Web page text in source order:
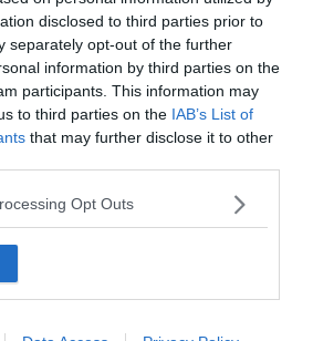
disclosed to third parties prior to
separately opt-out of the further
information by third parties on the
participants. This information may
to third parties on the IAB’s List of
that may further disclose it to other
Opt Outs
incontournables pour faire du VTT
Le circuit de Saint-Antonin-
ne fait que 25,6 kilomètres. Il est
en VTT car son dénivelé est
passerez sur le pont enjambant
de sa splendide vue.
Varen, puis à Laguépie, un joli
trouverez un spot de baignade